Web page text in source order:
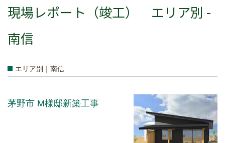
現場レポート（竣工） エリア別 -
南信
エリア別｜南信
茅野市 M様邸新築工事